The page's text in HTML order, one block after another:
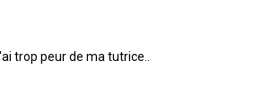
trop peur de ma tutrice..